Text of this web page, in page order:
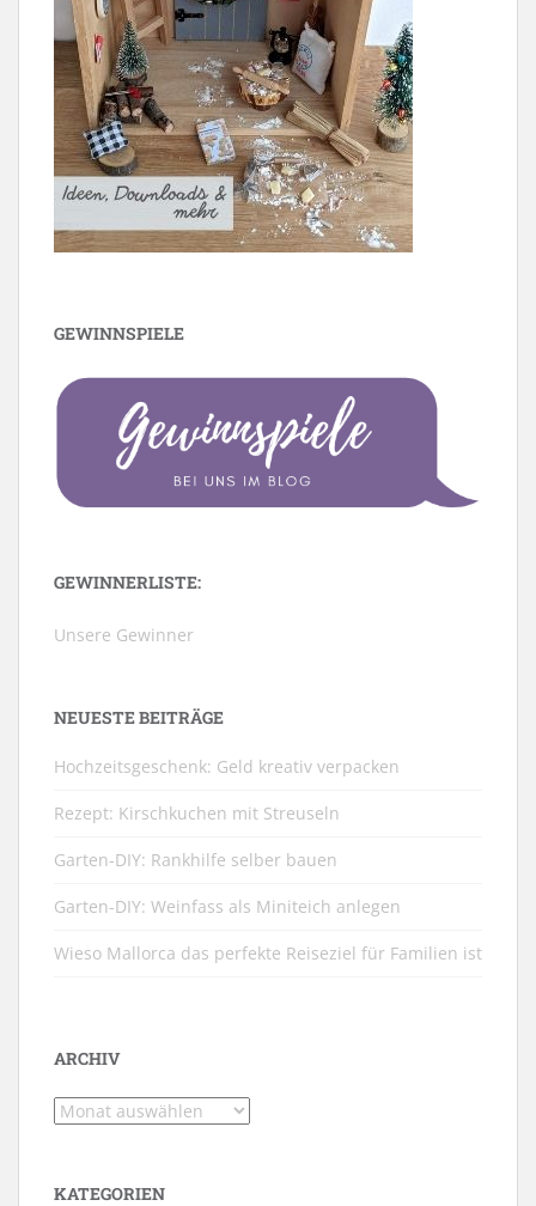
GEWINNSPIELE
GEWINNERLISTE:
Unsere Gewinner
NEUESTE BEITRÄGE
Hochzeitsgeschenk: Geld kreativ verpacken
Rezept: Kirschkuchen mit Streuseln
Garten-DIY: Rankhilfe selber bauen
Garten-DIY: Weinfass als Miniteich anlegen
Wieso Mallorca das perfekte Reiseziel für Familien ist
ARCHIV
Archiv
KATEGORIEN